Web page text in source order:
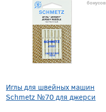
бонусов
Иглы для швейных машин
Schmetz №70 для джерси